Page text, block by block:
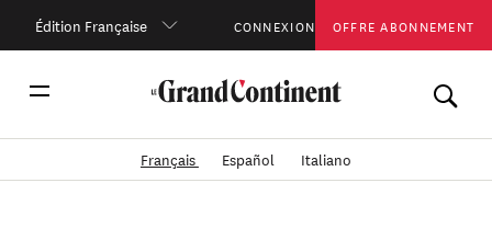
Édition Française CONNEXION OFFRE ABONNEMENT
Français Español Italiano